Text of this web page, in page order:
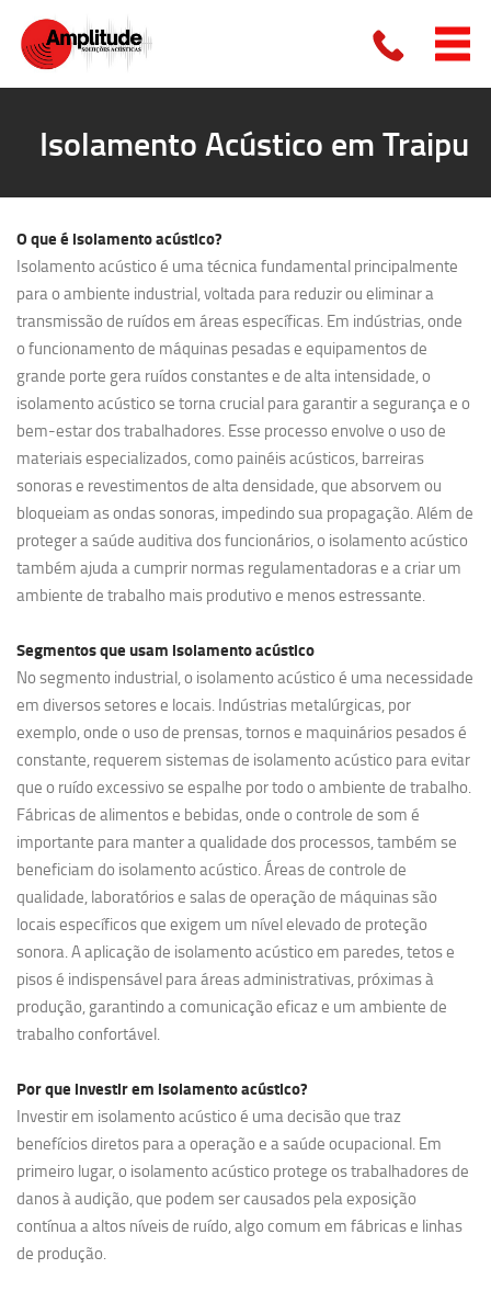
Isolamento Acústico em Traipu
O que é isolamento acústico?
Isolamento acústico é uma técnica fundamental principalmente
para o ambiente industrial, voltada para reduzir ou eliminar a
transmissão de ruídos em áreas específicas. Em indústrias, onde
o funcionamento de máquinas pesadas e equipamentos de
grande porte gera ruídos constantes e de alta intensidade, o
isolamento acústico se torna crucial para garantir a segurança e o
bem-estar dos trabalhadores. Esse processo envolve o uso de
materiais especializados, como painéis acústicos, barreiras
sonoras e revestimentos de alta densidade, que absorvem ou
bloqueiam as ondas sonoras, impedindo sua propagação. Além de
proteger a saúde auditiva dos funcionários, o isolamento acústico
também ajuda a cumprir normas regulamentadoras e a criar um
ambiente de trabalho mais produtivo e menos estressante.
Segmentos que usam isolamento acústico
No segmento industrial, o isolamento acústico é uma necessidade
em diversos setores e locais. Indústrias metalúrgicas, por
exemplo, onde o uso de prensas, tornos e maquinários pesados é
constante, requerem sistemas de isolamento acústico para evitar
que o ruído excessivo se espalhe por todo o ambiente de trabalho.
Fábricas de alimentos e bebidas, onde o controle de som é
importante para manter a qualidade dos processos, também se
beneficiam do isolamento acústico. Áreas de controle de
qualidade, laboratórios e salas de operação de máquinas são
locais específicos que exigem um nível elevado de proteção
sonora. A aplicação de isolamento acústico em paredes, tetos e
pisos é indispensável para áreas administrativas, próximas à
produção, garantindo a comunicação eficaz e um ambiente de
trabalho confortável.
Por que investir em isolamento acústico?
Investir em isolamento acústico é uma decisão que traz
benefícios diretos para a operação e a saúde ocupacional. Em
primeiro lugar, o isolamento acústico protege os trabalhadores de
danos à audição, que podem ser causados pela exposição
contínua a altos níveis de ruído, algo comum em fábricas e linhas
de produção.